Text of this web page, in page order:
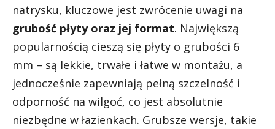
natrysku, kluczowe jest zwrócenie uwagi na
grubość płyty oraz jej format. Największą
popularnością cieszą się płyty o grubości 6
mm – są lekkie, trwałe i łatwe w montażu, a
jednocześnie zapewniają pełną szczelność i
odporność na wilgoć, co jest absolutnie
niezbędne w łazienkach. Grubsze wersje, takie